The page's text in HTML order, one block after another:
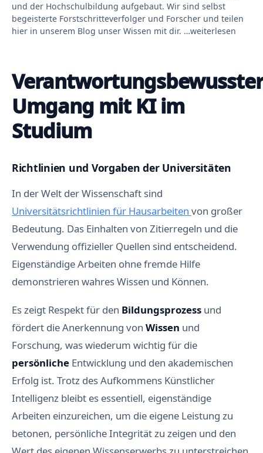
und der Hochschulbildung aufgebaut. Wir sind selbst
begeisterte Forstschritteverfolger und Forscher und teilen
hier in unserem Blog unser Wissen mit dir. …weiterlesen
Verantwortungsbewusster
Umgang mit KI im
Studium
Richtlinien und Vorgaben der Universitäten
In der Welt der Wissenschaft sind
Universitätsrichtlinien für Hausarbeiten von großer
Bedeutung. Das Einhalten von Zitierregeln und die
Verwendung offizieller Quellen sind entscheidend.
Eigenständige Arbeiten ohne fremde Hilfe
demonstrieren wahres Wissen und Können.
Es zeigt Respekt für den Bildungsprozess und
fördert die Anerkennung von Wissen und
Forschung, was wiederum wichtig für die
persönliche Entwicklung und den akademischen
Erfolg ist. Trotz des Aufkommens Künstlicher
Intelligenz bleibt es essentiell, eigenständige
Arbeiten einzureichen, um die eigene Leistung zu
betonen, persönliche Integrität zu zeigen und den